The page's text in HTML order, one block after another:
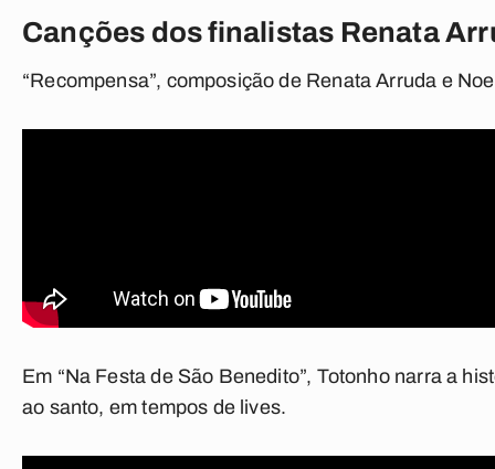
Canções dos finalistas Renata
“Recompensa”, composição de Renata Arruda e
Em “Na Festa de São Benedito”, Totonho narra a
ao santo, em tempos de lives.